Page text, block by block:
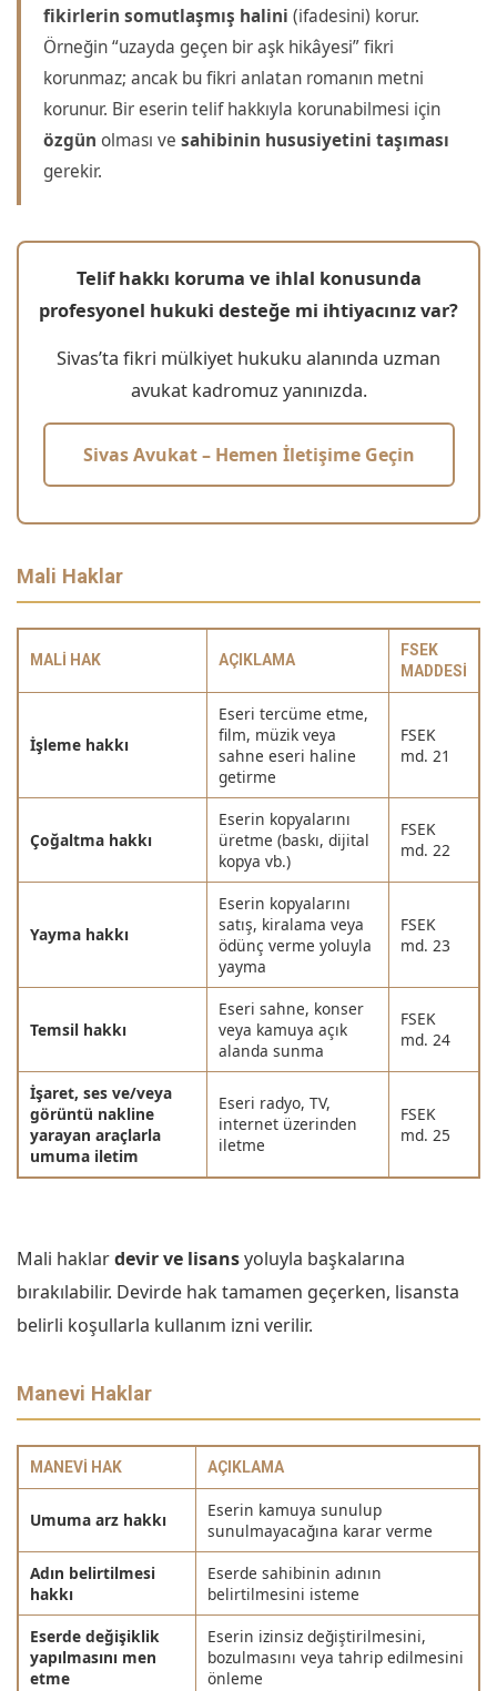
fikirlerin somutlaşmış halini (ifadesini) korur.
Örneğin “uzayda geçen bir aşk hikâyesi” fikri
korunmaz; ancak bu fikri anlatan romanın metni
korunur. Bir eserin telif hakkıyla korunabilmesi için
özgün olması ve sahibinin hususiyetini taşıması
gerekir.
Telif hakkı koruma ve ihlal konusunda
profesyonel hukuki desteğe mi ihtiyacınız var?
Sivas’ta fikri mülkiyet hukuku alanında uzman
avukat kadromuz yanınızda.
Sivas Avukat – Hemen İletişime Geçin
Mali Haklar
MALI HAK AÇIKLAMA
FSEK
MADDESI
İşleme hakkı
Eseri tercüme etme,
film, müzik veya
sahne eseri haline
getirme
FSEK
md. 21
Çoğaltma hakkı
Eserin kopyalarını
üretme (baskı, dijital
kopya vb.)
FSEK
md. 22
Yayma hakkı
Eserin kopyalarını
satış, kiralama veya
ödünç verme yoluyla
yayma
FSEK
md. 23
Temsil hakkı
Eseri sahne, konser
veya kamuya açık
alanda sunma
FSEK
md. 24
İşaret, ses ve/veya
görüntü nakline
yarayan araçlarla
umuma iletim
Eseri radyo, TV,
internet üzerinden
iletme
FSEK
md. 25
Mali haklardevir ve lisansyoluyla başkalarına
bırakılabilir. Devirde hak tamamen geçerken, lisansta
belirli koşullarla kullanım izni verilir.
Manevi Haklar
MANEVI HAK AÇIKLAMA
Umuma arz hakkı
Eserin kamuya sunulup
sunulmayacağına karar verme
Adın belirtilmesi
hakkı
Eserde sahibinin adının
belirtilmesini isteme
Eserde değişiklik
yapılmasını men
etme
Eserin izinsiz değiştirilmesini,
bozulmasını veya tahrip edilmesini
önleme